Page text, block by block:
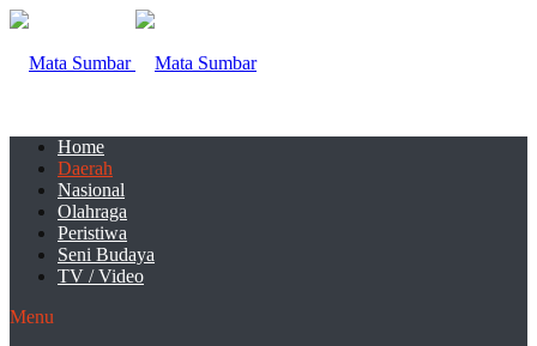
Home
Daerah
Nasional
Olahraga
Peristiwa
Seni Budaya
TV / Video
Menu